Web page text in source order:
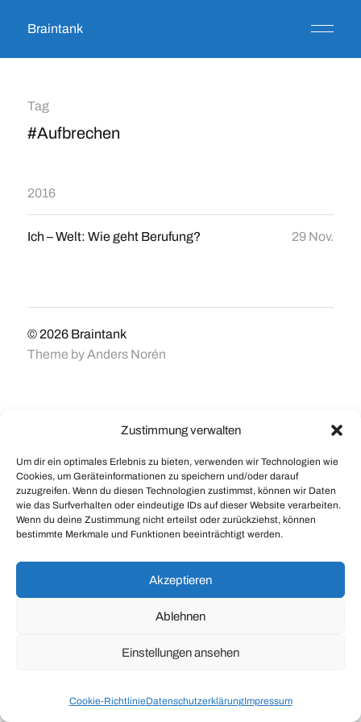
Zustimmung verwalten
Um dir ein optimales Erlebnis zu bieten, verwenden wir Technologien wie
Cookies, um Geräteinformationen zu speichern und/oder darauf
zuzugreifen. Wenn du diesen Technologien zustimmst, können wir Daten
wie das Surfverhalten oder eindeutige IDs auf dieser Website verarbeiten.
Wenn du deine Zustimmung nicht erteilst oder zurückziehst, können
bestimmte Merkmale und Funktionen beeinträchtigt werden.
Akzeptieren
Ablehnen
Einstellungen ansehen
Cookie-RichtlinieDatenschutzerklärungImpressum
Braintank
Tag
#Aufbrechen
2016
Ich – Welt: Wie geht Berufung? 29 Nov.
© 2026 Braintank
Theme byAnders Norén